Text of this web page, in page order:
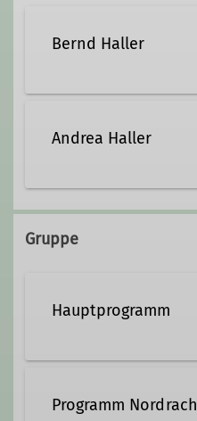
Bernd Haller
Andrea Haller
Gruppe
Hauptprogramm
Programm Nordrach